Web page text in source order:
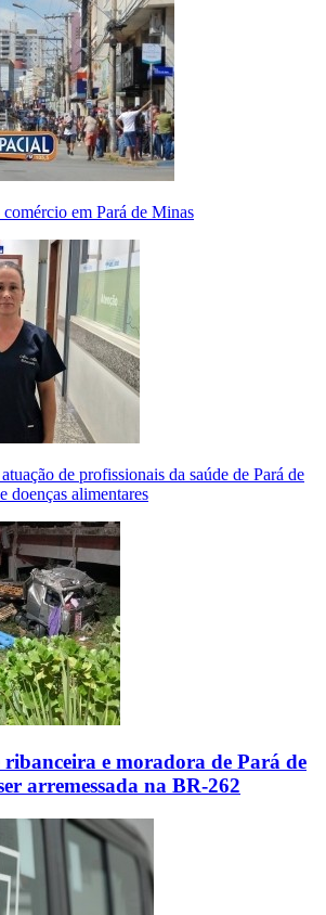
em Pará de Minas
de profissionais da saúde de Pará de
doenças alimentares
e moradora de Pará de
arremessada na BR-262